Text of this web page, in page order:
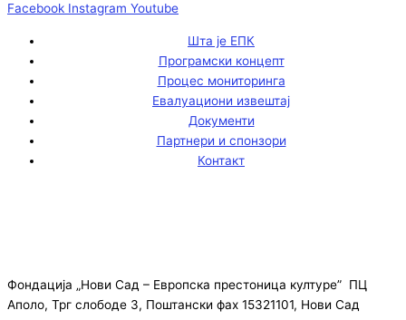
Facebook Instagram Youtube
Шта је ЕПК
Програмски концепт
Процес мониторинга
Евалуациони извештај
Документи
Партнери и спонзори
Контакт
Фондација „Нови Сад – Европска престоница културе” ПЦ
Аполо, Трг слободе 3, Поштански фах 15321101, Нови Сад